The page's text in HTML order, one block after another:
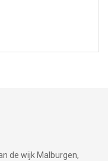
de wijk Malburgen,